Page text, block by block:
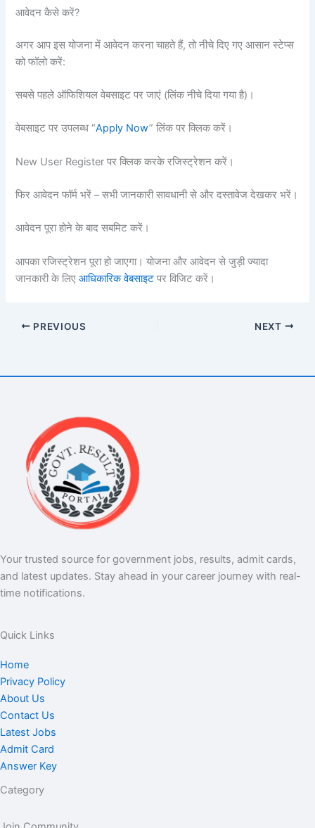
आवेदन कैसे करें?
अगर आप इस योजना में आवेदन करना चाहते हैं, तो नीचे दिए गए आसान स्टेप्स
को फॉलो करें:
सबसे पहले ऑफिशियल वेबसाइट पर जाएं (लिंक नीचे दिया गया है)।
वेबसाइट पर उपलब्ध “Apply Now” लिंक पर क्लिक करें।
New User Register पर क्लिक करके रजिस्ट्रेशन करें।
फिर आवेदन फॉर्म भरें – सभी जानकारी सावधानी से और दस्तावेज देखकर भरें।
आवेदन पूरा होने के बाद सबमिट करें।
आपका रजिस्ट्रेशन पूरा हो जाएगा। योजना और आवेदन से जुड़ी ज्यादा
जानकारी के लिएआधिकारिक वेबसाइट पर विजिट करें।
PREVIOUS NEXT
Your trusted source for government jobs, results, admit cards,
and latest updates. Stay ahead in your career journey with real-
time notifications.
Quick Links
Home
Privacy Policy
About Us
Contact Us
Latest Jobs
Admit Card
Answer Key
Category